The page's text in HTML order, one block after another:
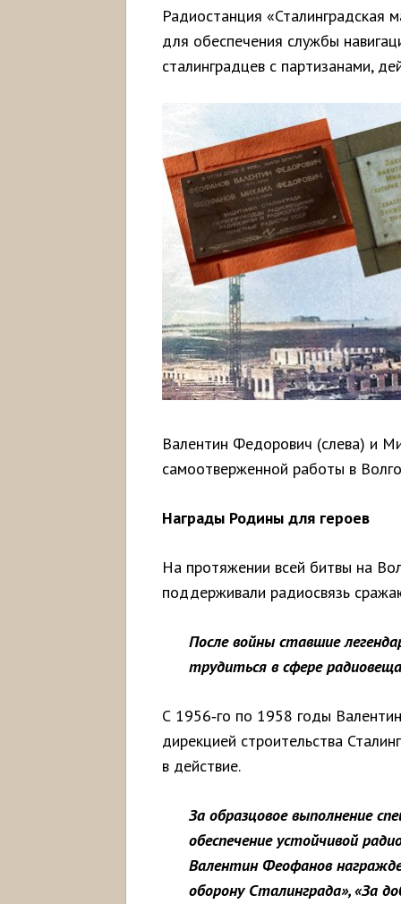
Радиостанция «Сталинградская
для обеспечения службы
сталинградцев с партизанами,
Валентин Федорович (слева) и
самоотверженной работы в
Награды Родины для героев
На протяжении всей битвы на
поддерживали радиосвязь
После войны ставшие
трудиться в сфере
С 1956‑го по 1958 годы
дирекцией строительства
в действие.
За образцовое выполнение
обеспечение устойчивой
Валентин Феофанов
оборону Сталинграда», «За